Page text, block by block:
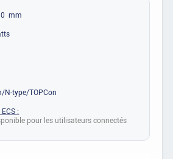
mm
N-type/TOPCon
:
pour les utilisateurs connectés